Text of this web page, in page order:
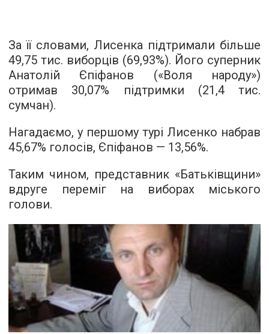
За її словами, Лисенка підтримали більше
49,75 тис. виборців (69,93%). Його суперник
Анатолій Єпіфанов («Воля народу»)
отримав 30,07% підтримки (21,4 тис.
сумчан).
Нагадаємо, у першому турі Лисенко набрав
45,67% голосів, Єпіфанов — 13,56%.
Таким чином, представник «Батьківщини»
вдруге переміг на виборах міського
голови.